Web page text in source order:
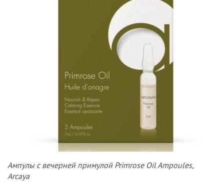
Ампулы с вечерней примулой Primrose Oil Ampoules,
Arcaya